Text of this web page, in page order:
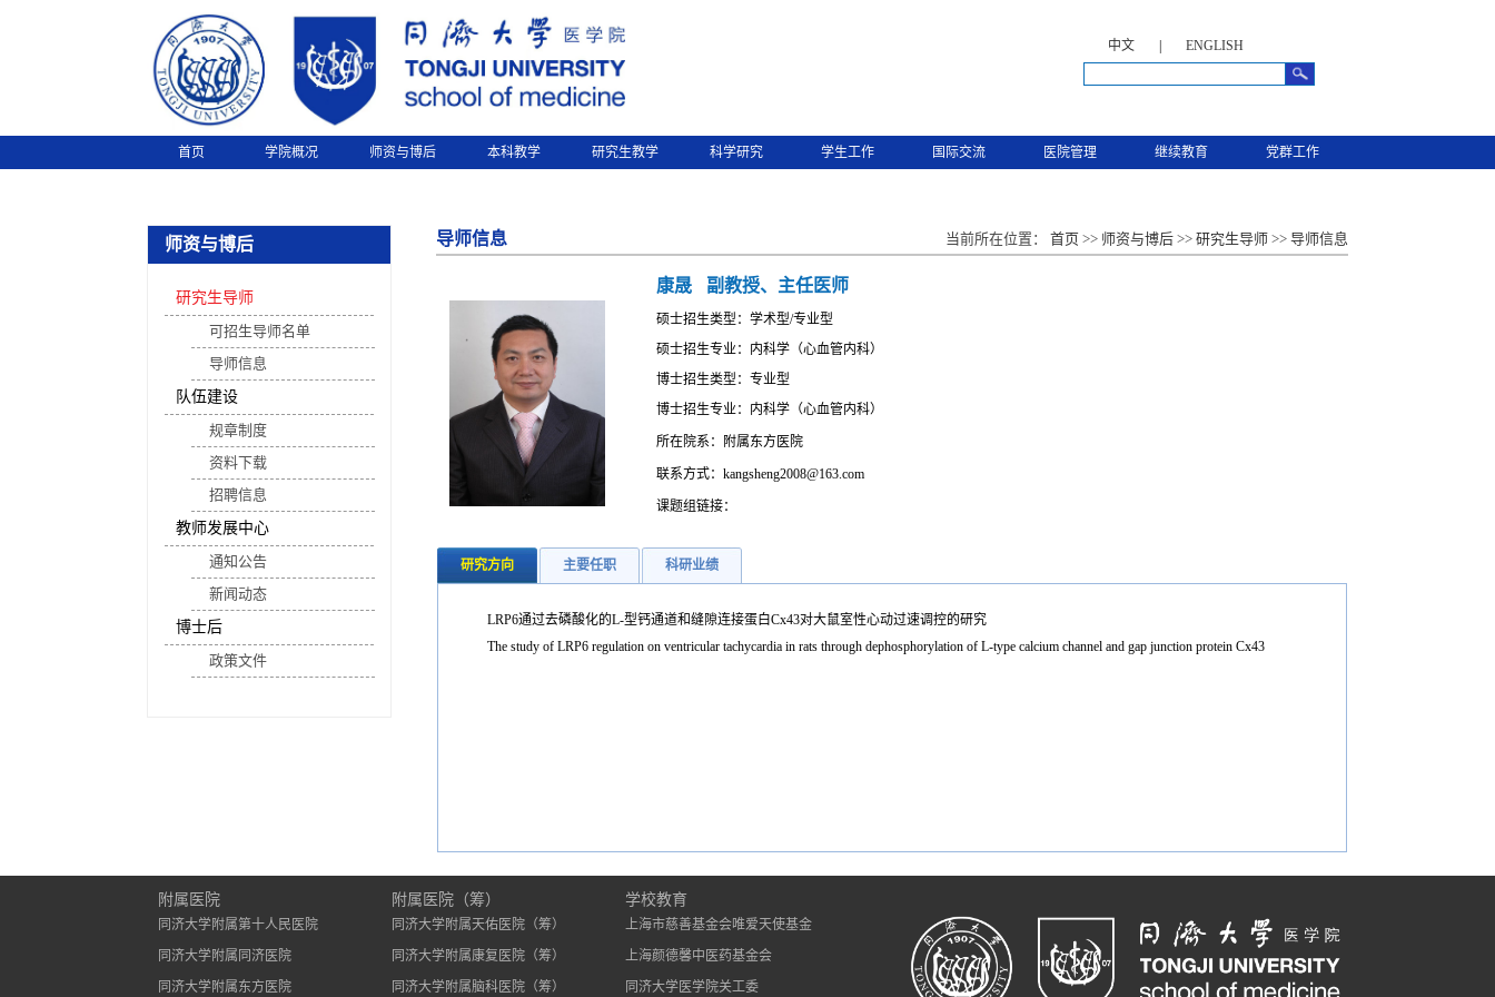
中文 ENGLISH
首页 学院概况 师资与博后 本科教学 研究生教学 科学研究 学生工作 国际交流 医院管理 继续教育 党群工作
师资与博后
研究生导师
可招生导师名单
导师信息
队伍建设
规章制度
资料下载
招聘信息
教师发展中心
通知公告
新闻动态
博士后
政策文件
导师信息 当前所在位置： 首页 >> 师资与博后 >> 研究生导师 >> 导师信息
康晟 副教授、主任医师
硕士招生类型：学术型/专业型
硕士招生专业：内科学（心血管内科）
博士招生类型：专业型
博士招生专业：内科学（心血管内科）
所在院系：附属东方医院
联系方式：kangsheng2008@163.com
课题组链接：
研究方向 主要任职 科研业绩
LRP6通过去磷酸化的L-型钙通道和缝隙连接蛋白Cx43对大鼠室性心动过速调控的研究
The study of LRP6 regulation on ventricular tachycardia in rats through dephosphorylation of L-type calcium channel and gap junction protein Cx43
附属医院
同济大学附属第十人民医院
同济大学附属同济医院
同济大学附属东方医院
附属医院（筹）
同济大学附属天佑医院（筹）
同济大学附属康复医院（筹）
同济大学附属脑科医院（筹）
学校教育
上海市慈善基金会唯爱天使基金
上海颜德馨中医药基金会
同济大学医学院关工委